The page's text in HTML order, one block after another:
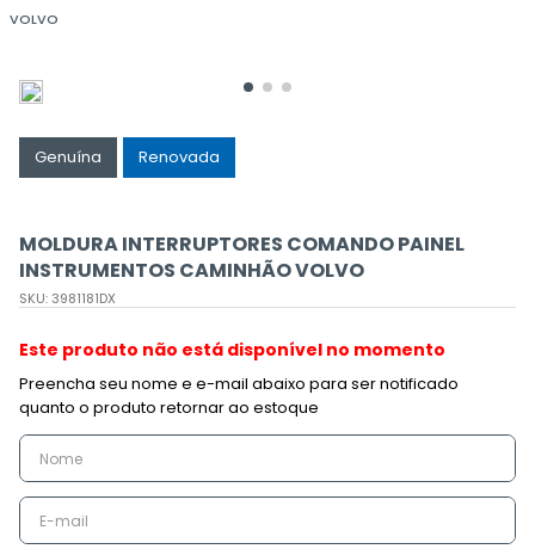
VOLVO
Genuína Renovada
MOLDURA INTERRUPTORES COMANDO PAINEL
INSTRUMENTOS CAMINHÃO VOLVO
SKU: 3981181DX
Este produto não está disponível no momento